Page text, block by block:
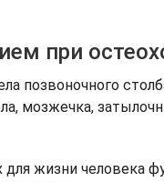
при
позвоночного
мозжечка,
жизни человека